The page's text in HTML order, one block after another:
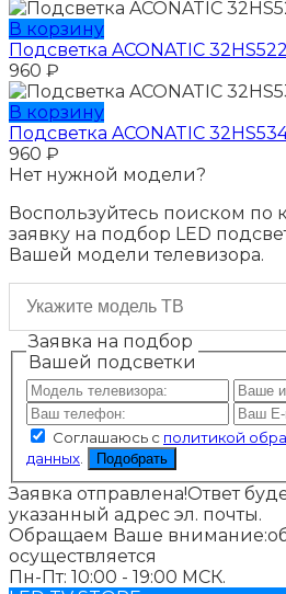
В корзину
Подсветка ACONATIC
960 ₽
В корзину
Подсветка ACONATIC
960 ₽
Нет нужной модели?
Воспользуйтесь поиском по
заявку на подбор LED
Вашей модели телевизора.
Заявка на подбор
Вашей подсветки
Соглашаюсь с политикой
данных
Подобрать
Заявка отправлена!Ответ
указанный адрес эл. почты.
Обращаем Ваше внимание:
осуществляется
Пн-Пт: 10:00 - 19:00 МСК.